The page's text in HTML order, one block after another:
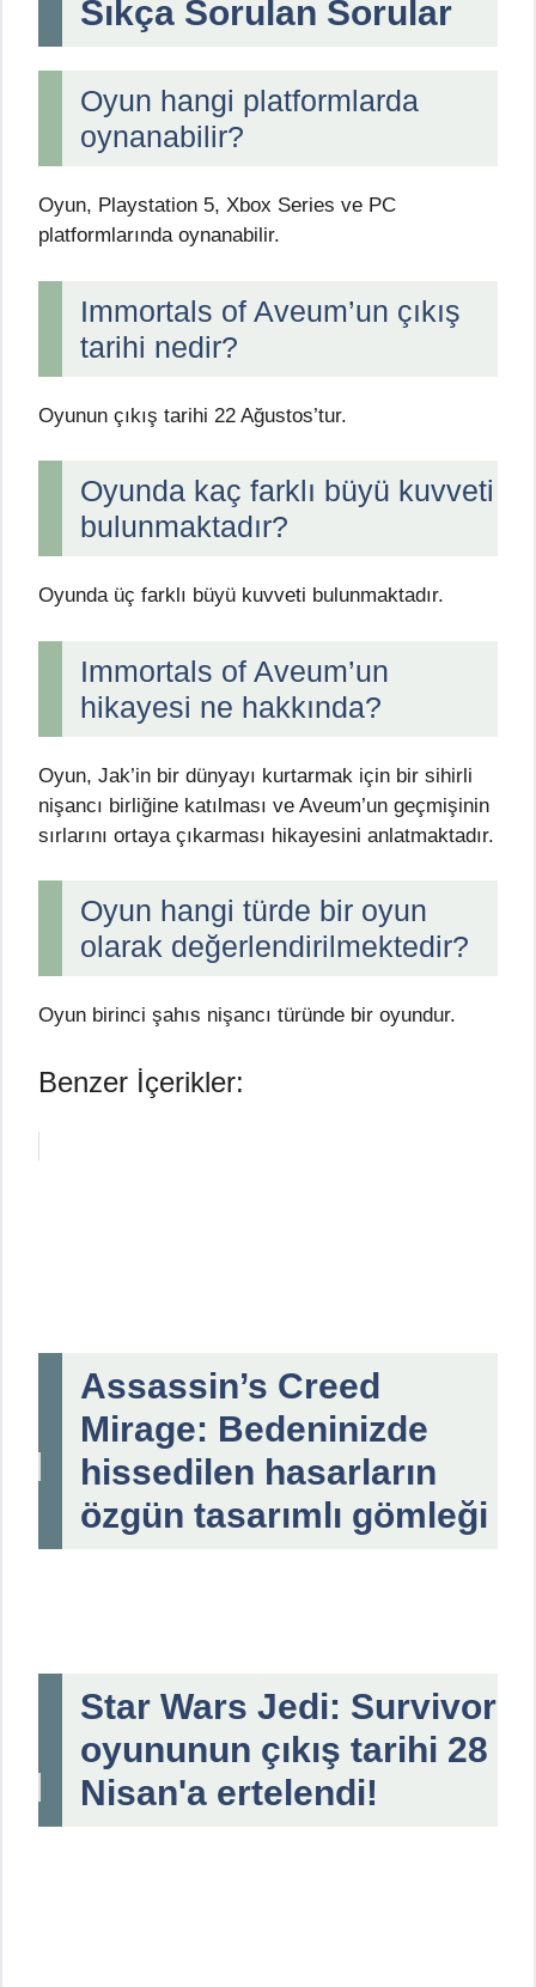
Sıkça Sorulan Sorular
Oyun hangi platformlarda
oynanabilir?
Oyun, Playstation 5, Xbox Series ve PC
platformlarında oynanabilir.
Immortals of Aveum’un çıkış
tarihi nedir?
Oyunun çıkış tarihi 22 Ağustos’tur.
Oyunda kaç farklı büyü kuvveti
bulunmaktadır?
Oyunda üç farklı büyü kuvveti bulunmaktadır.
Immortals of Aveum’un
hikayesi ne hakkında?
Oyun, Jak’in bir dünyayı kurtarmak için bir sihirli
nişancı birliğine katılması ve Aveum’un geçmişinin
sırlarını ortaya çıkarması hikayesini anlatmaktadır.
Oyun hangi türde bir oyun
olarak değerlendirilmektedir?
Oyun birinci şahıs nişancı türünde bir oyundur.
Benzer İçerikler:
Assassin’s Creed
Mirage: Bedeninizde
hissedilen hasarların
özgün tasarımlı gömleği
Star Wars Jedi: Survivor
oyununun çıkış tarihi 28
Nisan'a ertelendi!